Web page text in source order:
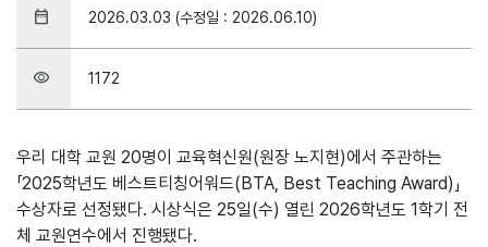
date_range 2026.03.03 (수정일 : 2026.06.10)
visibility 1172
우리 대학 교원 20명이 교육혁신원(원장 노지현)에서 주관하는
「2025학년도 베스트티칭어워드(BTA, Best Teaching Award)」
수상자로 선정됐다. 시상식은 25일(수) 열린 2026학년도 1학기 전
체 교원연수에서 진행됐다.